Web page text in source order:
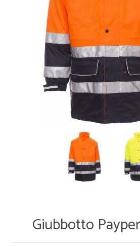
Giubbotto